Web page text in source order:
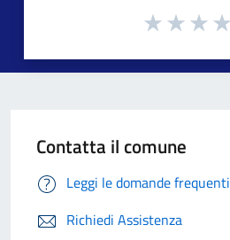
Contatta il comune
Leggi le domande frequenti
Richiedi Assistenza